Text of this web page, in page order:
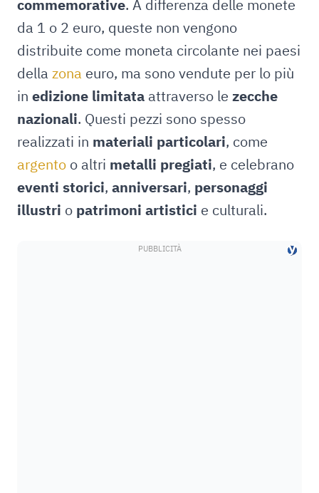
commemorative. A differenza delle monete
da 1 o 2 euro, queste non vengono
distribuite come moneta circolante nei paesi
della zona euro, ma sono vendute per lo più
in edizione limitata attraverso le zecche
nazionali. Questi pezzi sono spesso
realizzati in materiali particolari, come
argento o altri metalli pregiati, e celebrano
eventi storici, anniversari, personaggi
illustri o patrimoni artistici e culturali.